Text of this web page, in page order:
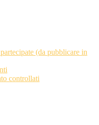
(da pubblicare in
controllati